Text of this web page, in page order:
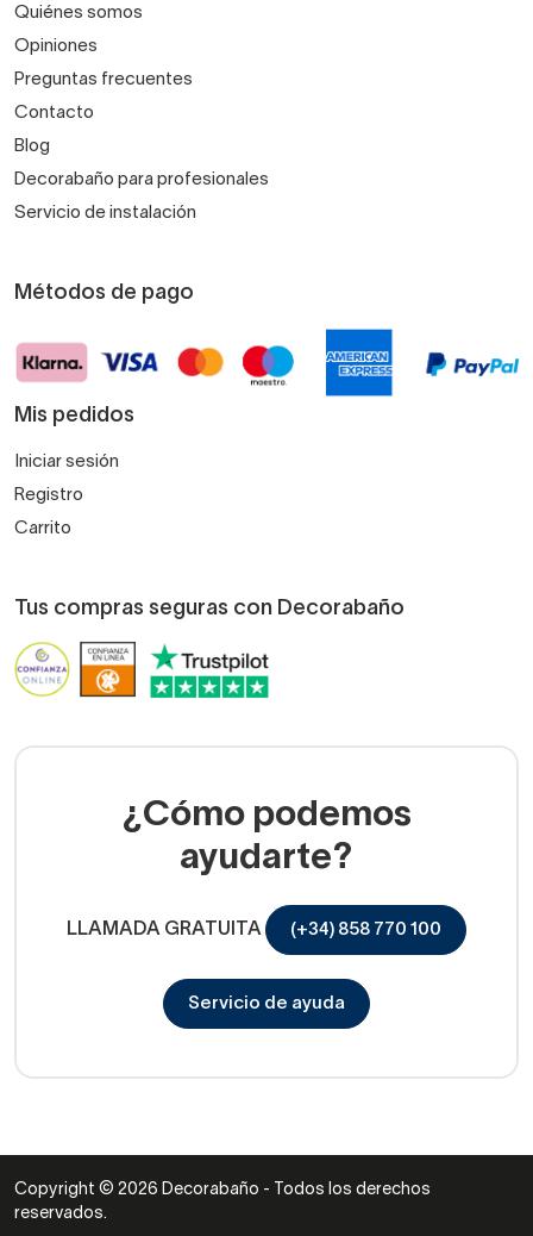
Quiénes somos
Opiniones
Preguntas frecuentes
Contacto
Blog
Decorabaño para profesionales
Servicio de instalación
Métodos de pago
Mis pedidos
Iniciar sesión
Registro
Carrito
Tus compras seguras con Decorabaño
¿Cómo podemos
ayudarte?
LLAMADA GRATUITA (+34) 858 770 100
Servicio de ayuda
Copyright © 2026 Decorabaño - Todos los derechos
reservados.